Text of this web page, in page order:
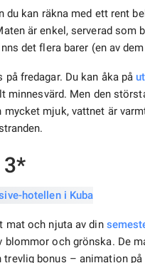
du kan räkna med ett rent
är enkel, serverad
det flera barer (en av
på fredagar. Du kan åka på
minnesvärd. Men den
mycket mjuk, vattnet är
3*
mat och njuta av din
blommor och grönska. De
bonus – animation